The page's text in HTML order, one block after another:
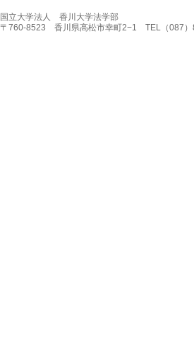
国立大学法人 香川大学法学部
〒760-8523 香川県高松市幸町2−1 TEL（087）